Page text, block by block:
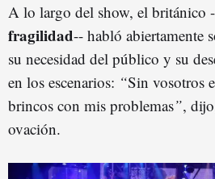
A lo largo del show, el británico
fragilidad-- habló abiertamente
su necesidad del público y su
en los escenarios: “Sin vosotros
brincos con mis problemas”,
ovación.